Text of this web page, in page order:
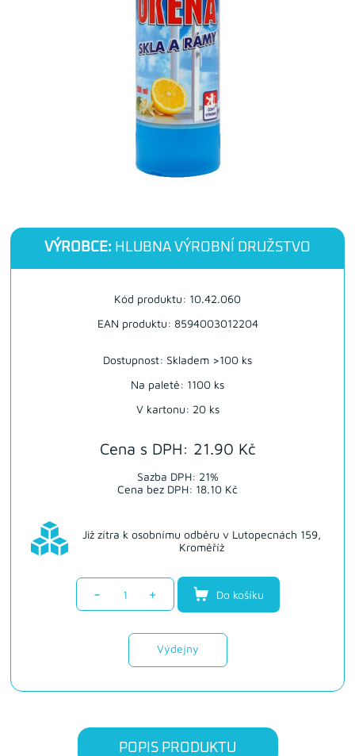
VÝROBCE: HLUBNA VÝROBNÍ DRUŽSTVO
Cena s DPH: 21.90 Kč
Sazba DPH: 21%
Cena bez DPH: 18.10 Kč
Kód produktu: 10.42.060
EAN produktu: 8594003012204
Již zítra k osobnímu odběru v Lutopecnách 159,
Kroměříž
Dostupnost: Skladem >100 ks
Na paletě: 1100 ks
V kartonu: 20 ks
- + Do košíku
Výdejny
POPIS PRODUKTU